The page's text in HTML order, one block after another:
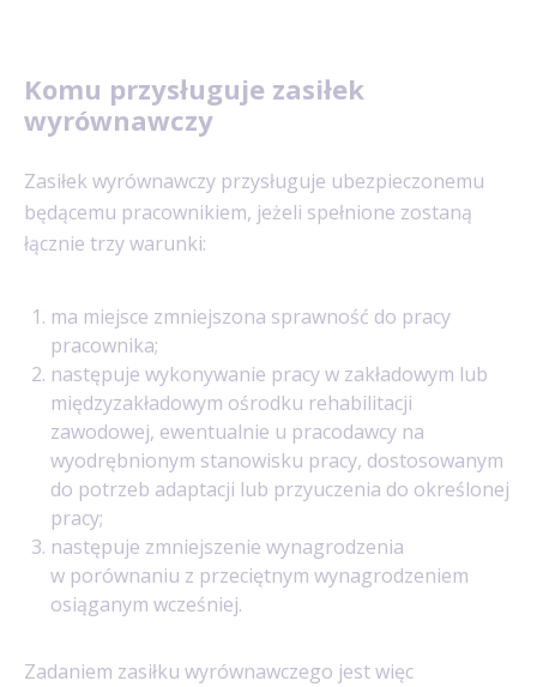
Komu przysługuje zasiłek
wyrównawczy
Zasiłek wyrównawczy przysługuje ubezpieczonemu
będącemu pracownikiem, jeżeli spełnione zostaną
łącznie trzy warunki:
ma miejsce zmniejszona sprawność do pracy
pracownika;
następuje wykonywanie pracy w zakładowym lub
międzyzakładowym ośrodku rehabilitacji
zawodowej, ewentualnie u pracodawcy na
wyodrębnionym stanowisku pracy, dostosowanym
do potrzeb adaptacji lub przyuczenia do określonej
pracy;
następuje zmniejszenie wynagrodzenia
w porównaniu z przeciętnym wynagrodzeniem
osiąganym wcześniej.
Zadaniem zasiłku wyrównawczego jest więc